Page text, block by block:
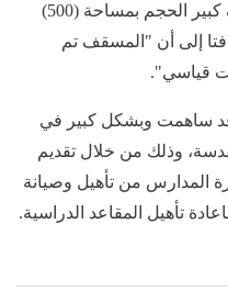
المقدسة، تم تصنيع وتركيب مسقف كبير الحجم بمساحة (500)
إلى أن "المسقف تم
قياسي".
قد ساهمت وبشكل كبير في
وذلك من خلال تقديم
المدارس من تأهيل وصيانة
تأهيل المقاعد الدراسية.